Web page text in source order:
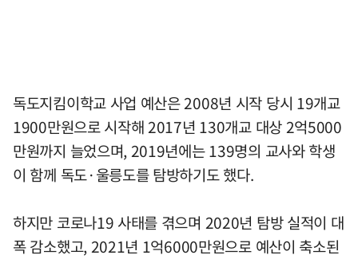
독도지킴이학교 사업 예산은 2008년 시작 당시 19개교
1900만원으로 시작해 2017년 130개교 대상 2억5000
만원까지 늘었으며, 2019년에는 139명의 교사와 학생
이 함께 독도·울릉도를 탐방하기도 했다.
하지만 코로나19 사태를 겪으며 2020년 탐방 실적이 대
폭 감소했고, 2021년 1억6000만원으로 예산이 축소된